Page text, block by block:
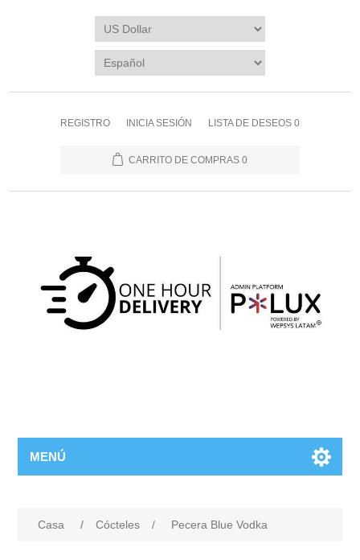
REGISTRO INICIA SESIÓN LISTA DE DESEOS 0
CARRITO DE COMPRAS 0
MENÚ
Casa / Cócteles / Pecera Blue Vodka